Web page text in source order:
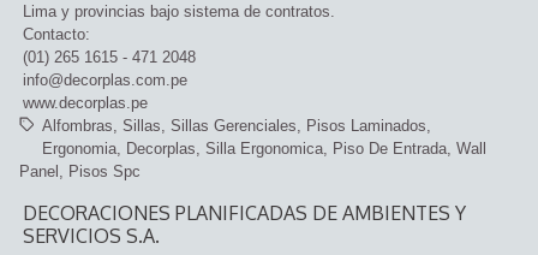
Lima y provincias bajo sistema de contratos.
Contacto:
(01) 265 1615 - 471 2048
info@decorplas.com.pe
www.decorplas.pe
Alfombras
Sillas Sillas Gerenciales
Pisos Laminados
Ergonomia
Decorplas Silla Ergonomica Piso De Entrada Wall
Panel
Pisos Spc
DECORACIONES PLANIFICADAS DE AMBIENTES Y
SERVICIOS S.A.